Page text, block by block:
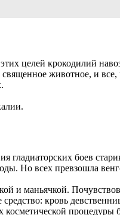
целей крокодилий
животное, и все,
боев
Но всех превзошла
и маньячкой.
кровь
процедуры